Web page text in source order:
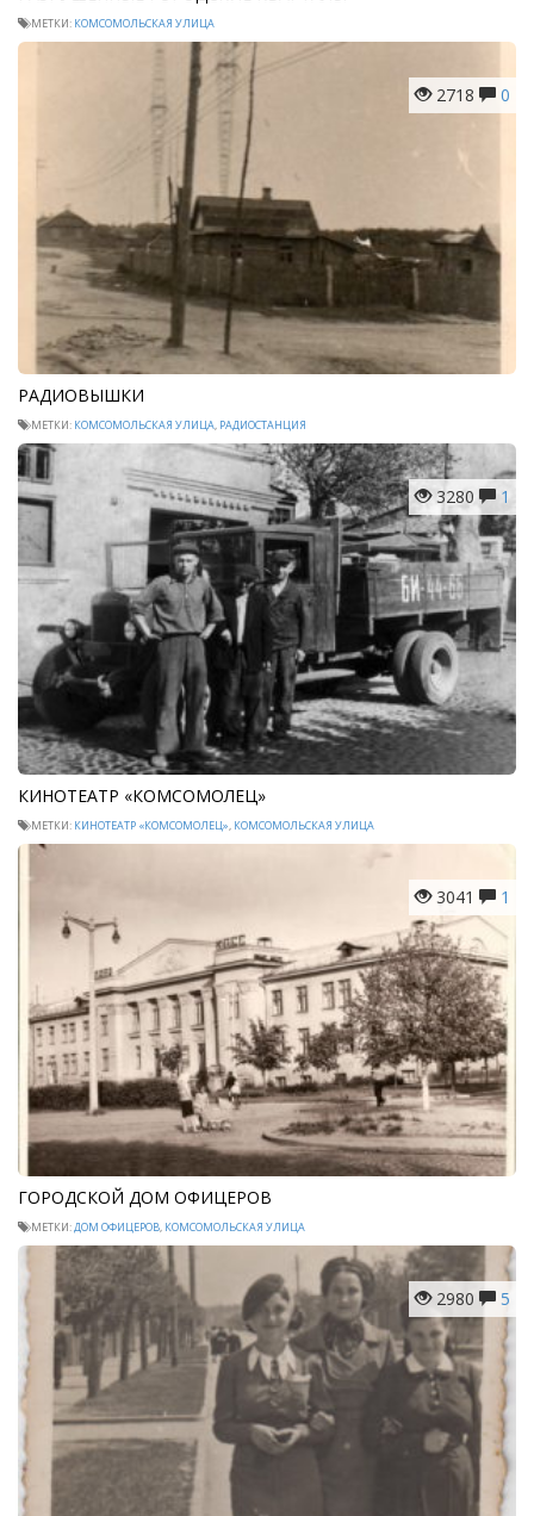
МЕТКИ: КОМСОМОЛЬСКАЯ УЛИЦА
2718 0
РАДИОВЫШКИ
МЕТКИ: КОМСОМОЛЬСКАЯ УЛИЦА РАДИОСТАНЦИЯ
3280 1
КИНОТЕАТР «КОМСОМОЛЕЦ»
МЕТКИ: КИНОТЕАТР «КОМСОМОЛЕЦ», КОМСОМОЛЬСКАЯ УЛИЦА
3041 1
ГОРОДСКОЙ ДОМ ОФИЦЕРОВ
МЕТКИ:ДОМ ОФИЦЕРОВ, КОМСОМОЛЬСКАЯ УЛИЦА
2980 5